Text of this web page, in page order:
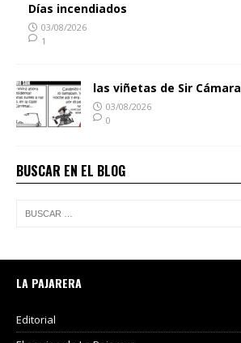
Días incendiados
03/08/2026
1
las viñetas de Sir Cámara
03/08/2026
0
BUSCAR EN EL BLOG
LA PAJARERA
Editorial